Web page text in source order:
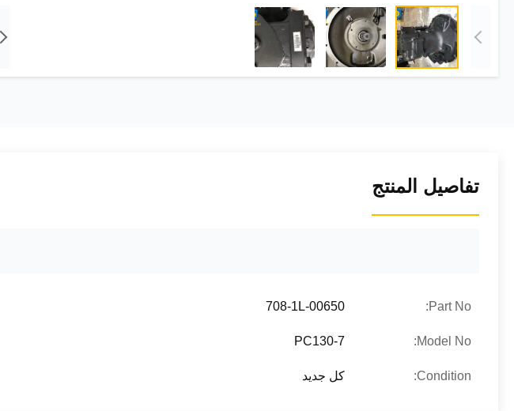
تفاصيل المنتج
Part No:
708-1L-00650
Model No:
PC130-7
Condition: كل جديد